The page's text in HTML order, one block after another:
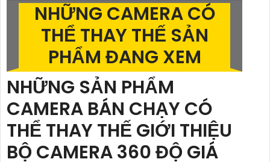
NHỮNG CAMERA CÓ
THỂ THAY THẾ SẢN
PHẨM ĐANG XEM
NHỮNG SẢN PHẨM
CAMERA BÁN CHẠY CÓ
THỂ THAY THẾ GIỚI THIỆU
BỘ CAMERA 360 ĐỘ GIÁ